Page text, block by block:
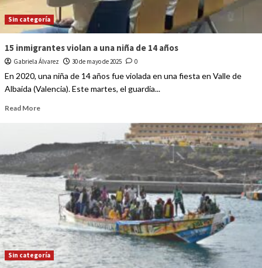
Sin categoría
15 inmigrantes violan a una niña de 14 años
Gabriela Álvarez 30 de mayo de 2025 0
En 2020, una niña de 14 años fue violada en una fiesta en Valle de
Albaida (Valencia). Este martes, el guardia...
Read More
Sin categoría